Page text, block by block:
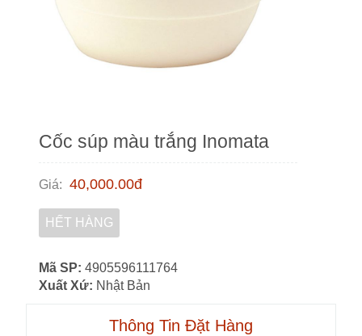
Cốc súp màu trắng Inomata
Giá: 40,000.00đ
HẾT HÀNG
Mã SP: 4905596111764
Xuất Xứ: Nhật Bản
Thông Tin Đặt Hàng